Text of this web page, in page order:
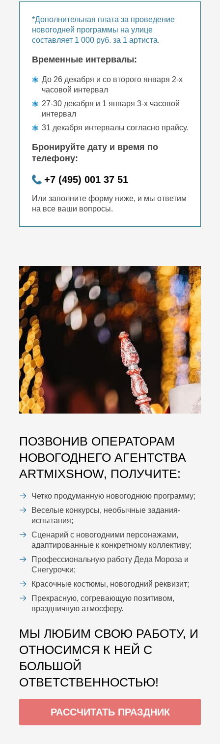
*Дополнительная плата за проведение
новогодней программы на улице
составляет 1 000 руб. за 1 артиста.
Временные интервалы:
До 26 декабря и со второго января 2-х
часовой интервал
27-30 декабря и 1 января 3-х часовой
интервал
31 декабря интервалы согласно прайсу.
Бронируйте дату и время по
телефону:
+7 (495) 001 37 51
Или заполните форму ниже, и мы ответим
на все ваши вопросы.
ПОЗВОНИВ ОПЕРАТОРАМ
НОВОГОДНЕГО АГЕНТСТВА
ARTMIXSHOW, ПОЛУЧИТЕ:
Четко продуманную новогоднюю программу;
Веселые конкурсы, необычные задания-
испытания;
Сценарий с новогодними персонажами,
адаптированные к конкретному коллективу;
Профессиональную работу Деда Мороза и
Снегурочки;
Красочные костюмы, новогодний реквизит;
Прекрасную, согревающую позитивом,
праздничную атмосферу.
МЫ ЛЮБИМ СВОЮ РАБОТУ, И
ОТНОСИМСЯ К НЕЙ С
БОЛЬШОЙ
ОТВЕТСТВЕННОСТЬЮ!
РАССЧИТАТЬ ПРАЗДНИК